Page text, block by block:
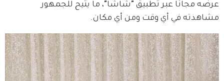
عرضه مجانًا عبر تطبيق "شاشا"، ما يتيح للجمهور
مشاهدته في أي وقت ومن أي مكان.